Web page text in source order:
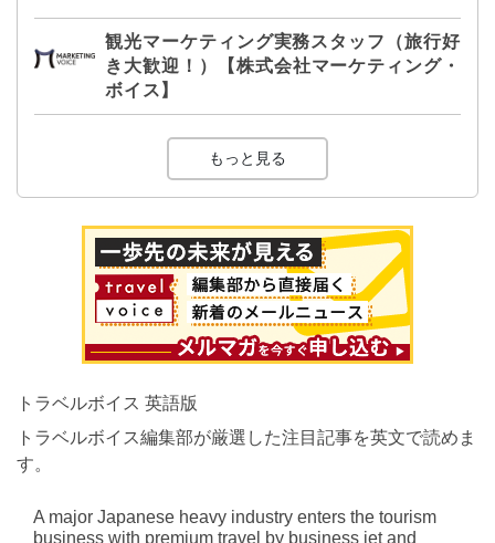
観光マーケティング実務スタッフ（旅行好
き大歓迎！）【株式会社マーケティング・
ボイス】
もっと見る
トラベルボイス 英語版
トラベルボイス編集部が厳選した注目記事を英文で読めま
す。
A major Japanese heavy industry enters the tourism
business with premium travel by business jet and